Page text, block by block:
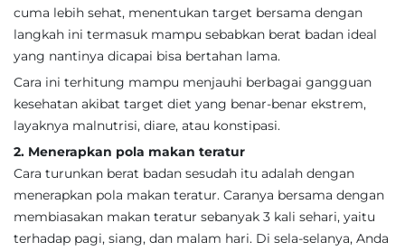
cuma lebih sehat, menentukan target bersama dengan
langkah ini termasuk mampu sebabkan berat badan ideal
yang nantinya dicapai bisa bertahan lama.
Cara ini terhitung mampu menjauhi berbagai gangguan
kesehatan akibat target diet yang benar-benar ekstrem,
layaknya malnutrisi, diare, atau konstipasi.
2. Menerapkan pola makan teratur
Cara turunkan berat badan sesudah itu adalah dengan
menerapkan pola makan teratur. Caranya bersama dengan
membiasakan makan teratur sebanyak 3 kali sehari, yaitu
terhadap pagi, siang, dan malam hari. Di sela-selanya, Anda